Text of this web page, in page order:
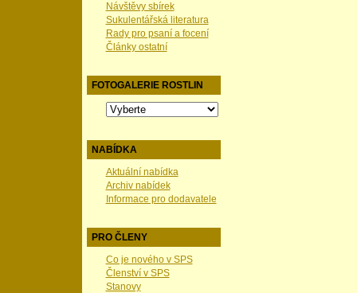
Návštěvy sbírek
Sukulentářská literatura
Rady pro psaní a focení
Články ostatní
FOTOGALERIE ROSTLIN
NABÍDKA
Aktuální nabídka
Archiv nabídek
Informace pro dodavatele
PRO ČLENY
Co je nového v SPS
Členství v SPS
Stanovy